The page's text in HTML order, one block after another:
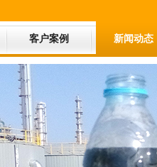
客户案例 新闻动态